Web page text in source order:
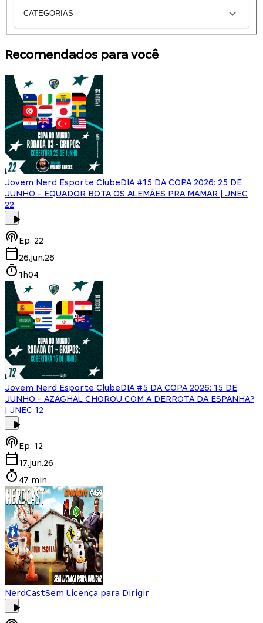
CATEGORIAS
Recomendados para você
Jovem Nerd Esporte ClubeDIA #15 DA COPA 2026: 25 DE
JUNHO - EQUADOR BOTA OS ALEMÃES PRA MAMAR | JNEC
22
Ep. 22
26.jun.26
1h04
Jovem Nerd Esporte ClubeDIA #5 DA COPA 2026: 15 DE
JUNHO - AZAGHAL CHOROU COM A DERROTA DA ESPANHA?
| JNEC 12
Ep. 12
17.jun.26
47 min
NerdCastSem Licença para Dirigir